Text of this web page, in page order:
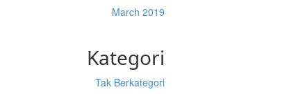
March 2019
Kategori
Tak Berkategori